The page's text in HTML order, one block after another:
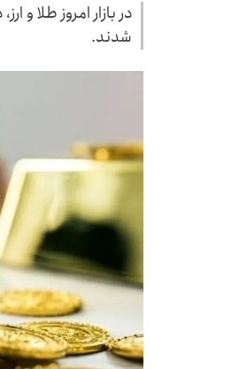
شدند.